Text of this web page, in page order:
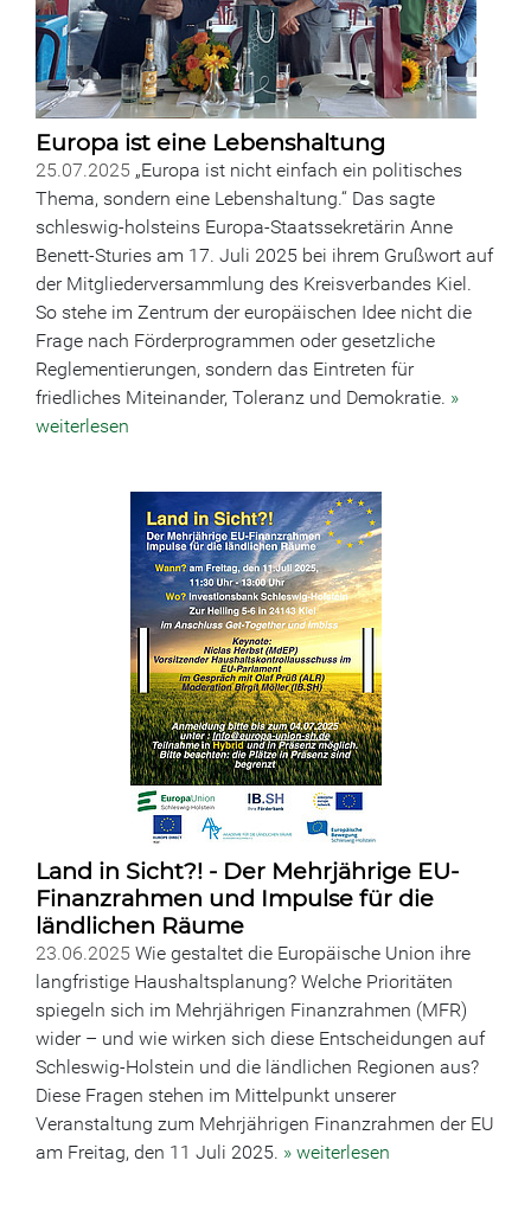
Europa ist eine Lebenshaltung
25.07.2025 „Europa ist nicht einfach ein politisches
Thema, sondern eine Lebenshaltung.“ Das sagte
schleswig-holsteins Europa-Staatssekretärin Anne
Benett-Sturies am 17. Juli 2025 bei ihrem Grußwort auf
der Mitgliederversammlung des Kreisverbandes Kiel.
So stehe im Zentrum der europäischen Idee nicht die
Frage nach Förderprogrammen oder gesetzliche
Reglementierungen, sondern das Eintreten für
friedliches Miteinander, Toleranz und Demokratie. »
weiterlesen
Land in Sicht?! - Der Mehrjährige EU-
Finanzrahmen und Impulse für die
ländlichen Räume
23.06.2025 Wie gestaltet die Europäische Union ihre
langfristige Haushaltsplanung? Welche Prioritäten
spiegeln sich im Mehrjährigen Finanzrahmen (MFR)
wider – und wie wirken sich diese Entscheidungen auf
Schleswig-Holstein und die ländlichen Regionen aus?
Diese Fragen stehen im Mittelpunkt unserer
Veranstaltung zum Mehrjährigen Finanzrahmen der EU
am Freitag, den 11 Juli 2025. » weiterlesen